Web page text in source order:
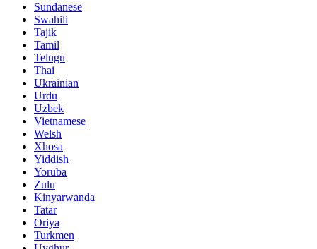
Sundanese
Swahili
Tajik
Tamil
Telugu
Thai
Ukrainian
Urdu
Uzbek
Vietnamese
Welsh
Xhosa
Yiddish
Yoruba
Zulu
Kinyarwanda
Tatar
Oriya
Turkmen